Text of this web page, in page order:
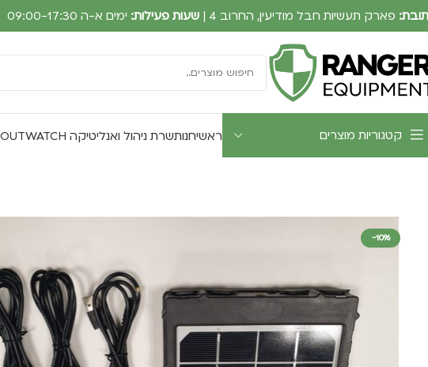
פארק תעשיות חבל מודיעין, החרוב 4 | שעות פעילות: ימים א-ה 09:00-17:30
קטגוריות מוצרים ראשיחנותשרת ניהול ואנליטיקה OUTWATCH
-10%